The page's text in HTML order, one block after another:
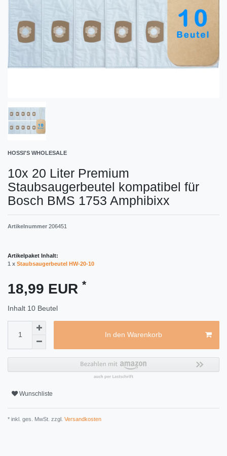
HOSSI'S WHOLESALE
10x 20 Liter Premium
Staubsaugerbeutel kompatibel für
Bosch BMS 1753 Amphibixx
Artikelnummer 206451
Artikelpaket Inhalt:
1 x Staubsaugerbeutel HW-20-10
18,99 EUR *
Inhalt 10 Beutel
In den Warenkorb
Wunschliste
* inkl. ges. MwSt. zzgl. Versandkosten